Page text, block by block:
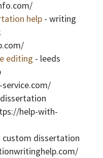
help- writing
editing - leeds
help-with-
custom dissertation